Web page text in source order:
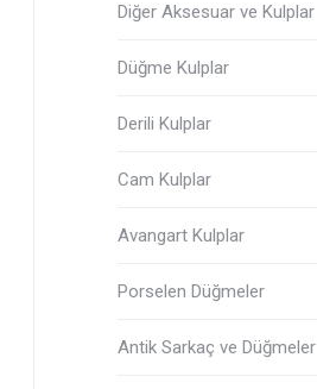
HALKA
Diğer Aksesuar ve Kulplar
Düğme Kulplar
Derili Kulplar
Cam Kulplar
Avangart Kulplar
Porselen Düğmeler
Antik Sarkaç ve Düğmeler